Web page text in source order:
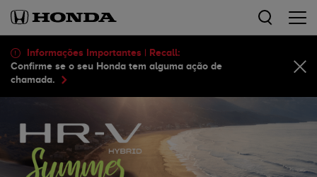
Informações Importantes | Recall:
Confirme se o seu Honda tem alguma ação de
chamada.